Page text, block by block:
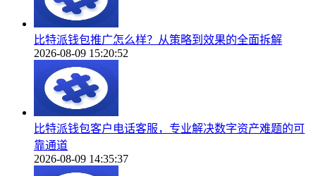
比特派钱包推广怎么样？从策略到效果的全面拆解
2026-08-09 15:20:52
比特派钱包客户电话客服，专业解决数字资产难题的可
靠通道
2026-08-09 14:35:37